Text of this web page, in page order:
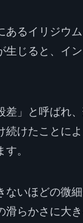
あるイリジウム
生じると、イ
差」と呼ばれ
続けたことに
。
ないほどの微
滑らかさに大